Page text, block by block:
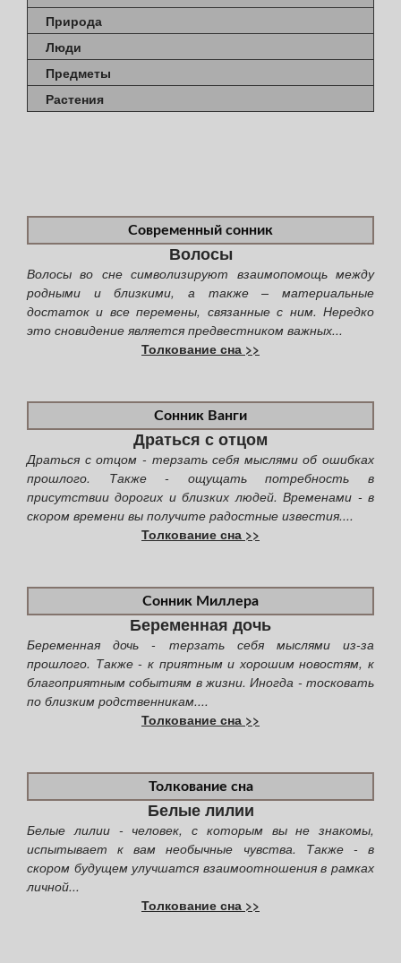
Природа
Люди
Предметы
Растения
Современный сонник
Волосы
Волосы во сне символизируют взаимопомощь между
родными и близкими, а также – материальные
достаток и все перемены, связанные с ним. Нередко
это сновидение является предвестником важных...
Толкование сна >>
Сонник Ванги
Драться с отцом
Драться с отцом - терзать себя мыслями об ошибках
прошлого. Также - ощущать потребность в
присутствии дорогих и близких людей. Временами - в
скором времени вы получите радостные известия....
Толкование сна >>
Сонник Миллера
Беременная дочь
Беременная дочь - терзать себя мыслями из-за
прошлого. Также - к приятным и хорошим новостям, к
благоприятным событиям в жизни. Иногда - тосковать
по близким родственникам....
Толкование сна >>
Толкование сна
Белые лилии
Белые лилии - человек, с которым вы не знакомы,
испытывает к вам необычные чувства. Также - в
скором будущем улучшатся взаимоотношения в рамках
личной...
Толкование сна >>